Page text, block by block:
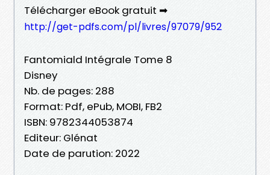
Télécharger eBook gratuit ➡
http://get-pdfs.com/pl/livres/97079/952
Fantomiald Intégrale Tome 8
Disney
Nb. de pages: 288
Format: Pdf, ePub, MOBI, FB2
ISBN: 9782344053874
Editeur: Glénat
Date de parution: 2022